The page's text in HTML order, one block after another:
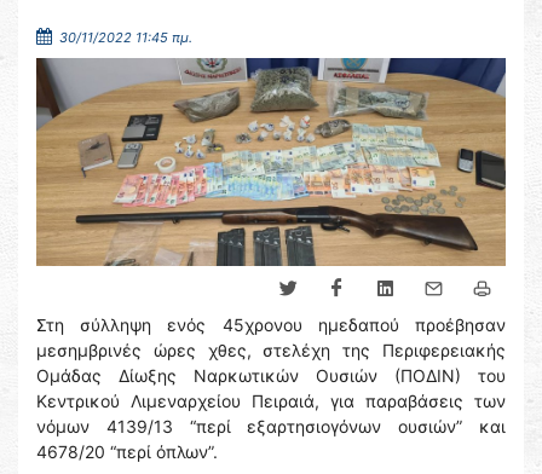
30/11/2022 11:45 πμ.
Στη σύλληψη ενός 45χρονου ημεδαπού προέβησαν
μεσημβρινές ώρες χθες, στελέχη της Περιφερειακής
Ομάδας Δίωξης Ναρκωτικών Ουσιών (ΠΟΔΙΝ) του
Κεντρικού Λιμεναρχείου Πειραιά, για παραβάσεις των
νόμων 4139/13 “περί εξαρτησιογόνων ουσιών” και
4678/20 “περί όπλων”.